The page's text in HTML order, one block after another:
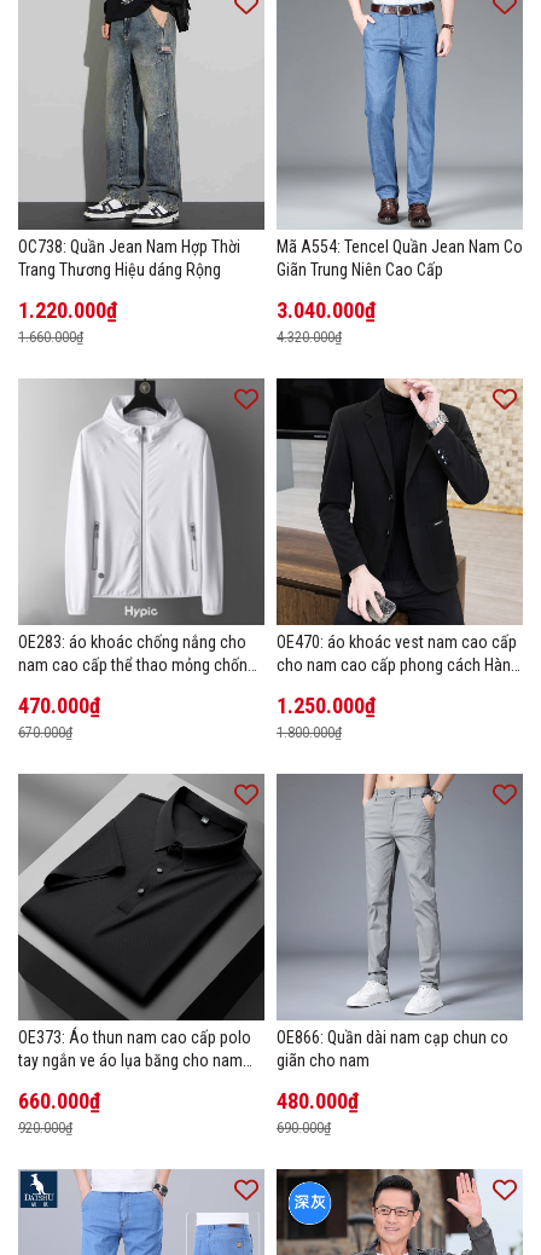
OC738: Quần Jean Nam Hợp Thời
Trang Thương Hiệu dáng Rộng
1.220.000₫
1.660.000₫
Mã A554: Tencel Quần Jean Nam Co
Giãn Trung Niên Cao Cấp
3.040.000₫
4.320.000₫
OE283: áo khoác chống nắng cho
nam cao cấp thể thao mỏng chống
470.000₫
670.000₫
OE470: áo khoác vest nam cao cấp
cho nam cao cấp phong cách Hàn
1.250.000₫
1.800.000₫
OE373: Áo thun nam cao cấp polo
tay ngắn ve áo lụa băng cho nam
660.000₫
920.000₫
OE866: Quần dài nam cạp chun co
giãn cho nam
480.000₫
690.000₫